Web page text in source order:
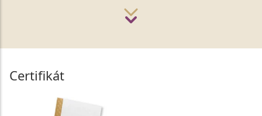
Certifikát